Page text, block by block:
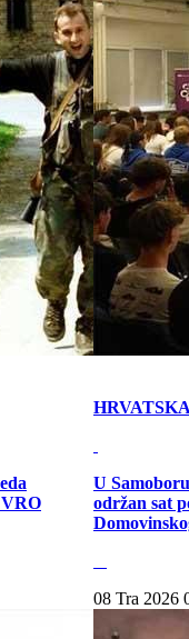
VRO
HRVATSKA
U
održan sat
08 Tra 2026